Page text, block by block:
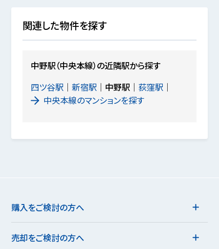
関連した物件を探す
中野駅（中央本線）の近隣駅から探す
四ツ谷駅
新宿駅 中野駅
荻窪駅
中央本線のマンションを探す
購入をご検討の方へ
売却をご検討の方へ